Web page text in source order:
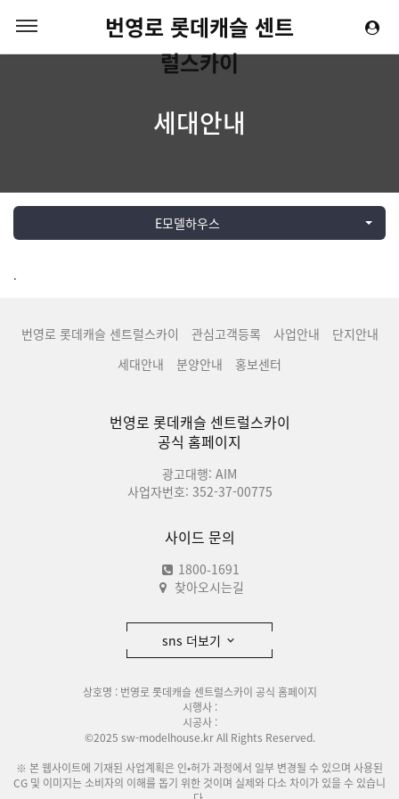
번영로 롯데캐슬 센트
럴스카이
세대안내
E모델하우스
.
번영로 롯데캐슬 센트럴스카이 관심고객등록 사업안내
단지안내
세대안내
분양안내 홍보센터
번영로 롯데캐슬 센트럴스카이
공식 홈페이지
광고대행: AIM
사업자번호: 352-37-00775
사이드 문의
1800-1691
찾아오시는길
sns 더보기
상호명 : 번영로 롯데캐슬 센트럴스카이 공식 홈페이지
시행사 :
시공사 :
©2025 sw-modelhouse.kr All Rights Reserved.
※ 본 웹사이트에 기재된 사업계획은 인•허가 과정에서 일부 변경될 수 있으며 사용된
CG 및 이미지는 소비자의 이해를 돕기 위한 것이며 실제와 다소 차이가 있을 수 있습니